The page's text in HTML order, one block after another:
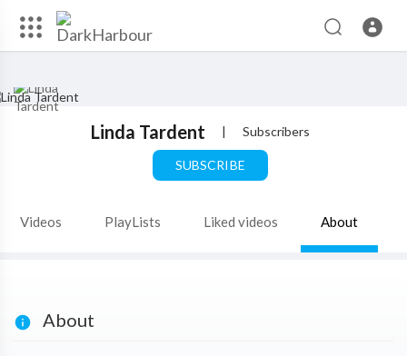
Linda Tardent | Subscribers
SUBSCRIBE
Videos PlayLists Liked videos About
About